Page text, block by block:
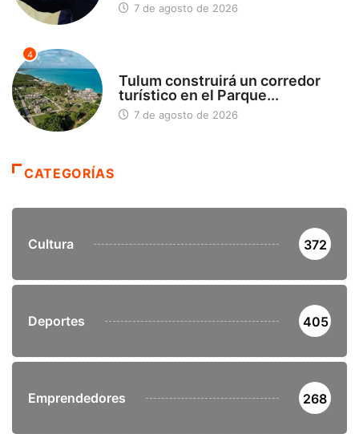
7 de agosto de 2026
4
Tulum construirá un corredor
turístico en el Parque...
7 de agosto de 2026
CATEGORÍAS
Cultura 372
Deportes 405
Emprendedores 268